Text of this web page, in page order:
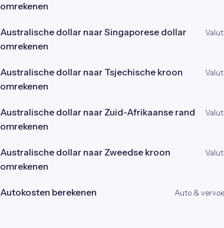
omrekenen
Australische dollar naar Singaporese dollar
omrekenen
Australische dollar naar Tsjechische kroon
omrekenen
Australische dollar naar Zuid-Afrikaanse rand
omrekenen
Australische dollar naar Zweedse kroon
omrekenen
Autokosten berekenen Auto &